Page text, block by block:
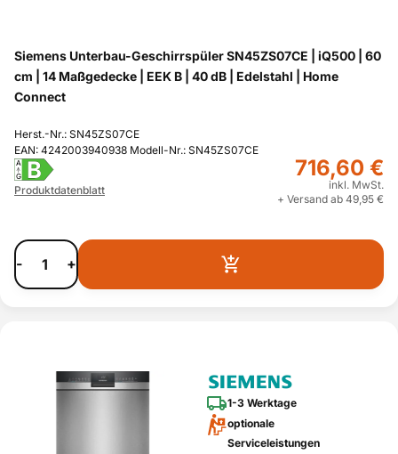
Siemens Unterbau-Geschirrspüler SN45ZS07CE | iQ500 | 60
cm | 14 Maßgedecke | EEK B | 40 dB | Edelstahl | Home
Connect
Herst.-Nr.: SN45ZS07CE
EAN: 4242003940938 Modell-Nr.: SN45ZS07CE
A
G
B
Produktdatenblatt
716,60 €
inkl. MwSt.
+ Versand ab 49,95 €
- +
1-3 Werktage
optionale
Serviceleistungen